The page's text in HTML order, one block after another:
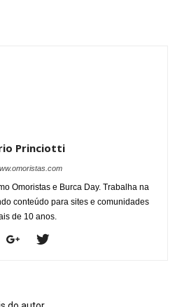
Princiotti
Omoristas e Burca Day. Trabalha na
conteúdo para sites e comunidades
de 10 anos.